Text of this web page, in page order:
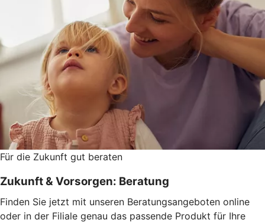
Für die Zukunft gut beraten
Zukunft & Vorsorgen: Beratung
Finden Sie jetzt mit unseren Beratungsangeboten online
oder in der Filiale genau das passende Produkt für Ihre